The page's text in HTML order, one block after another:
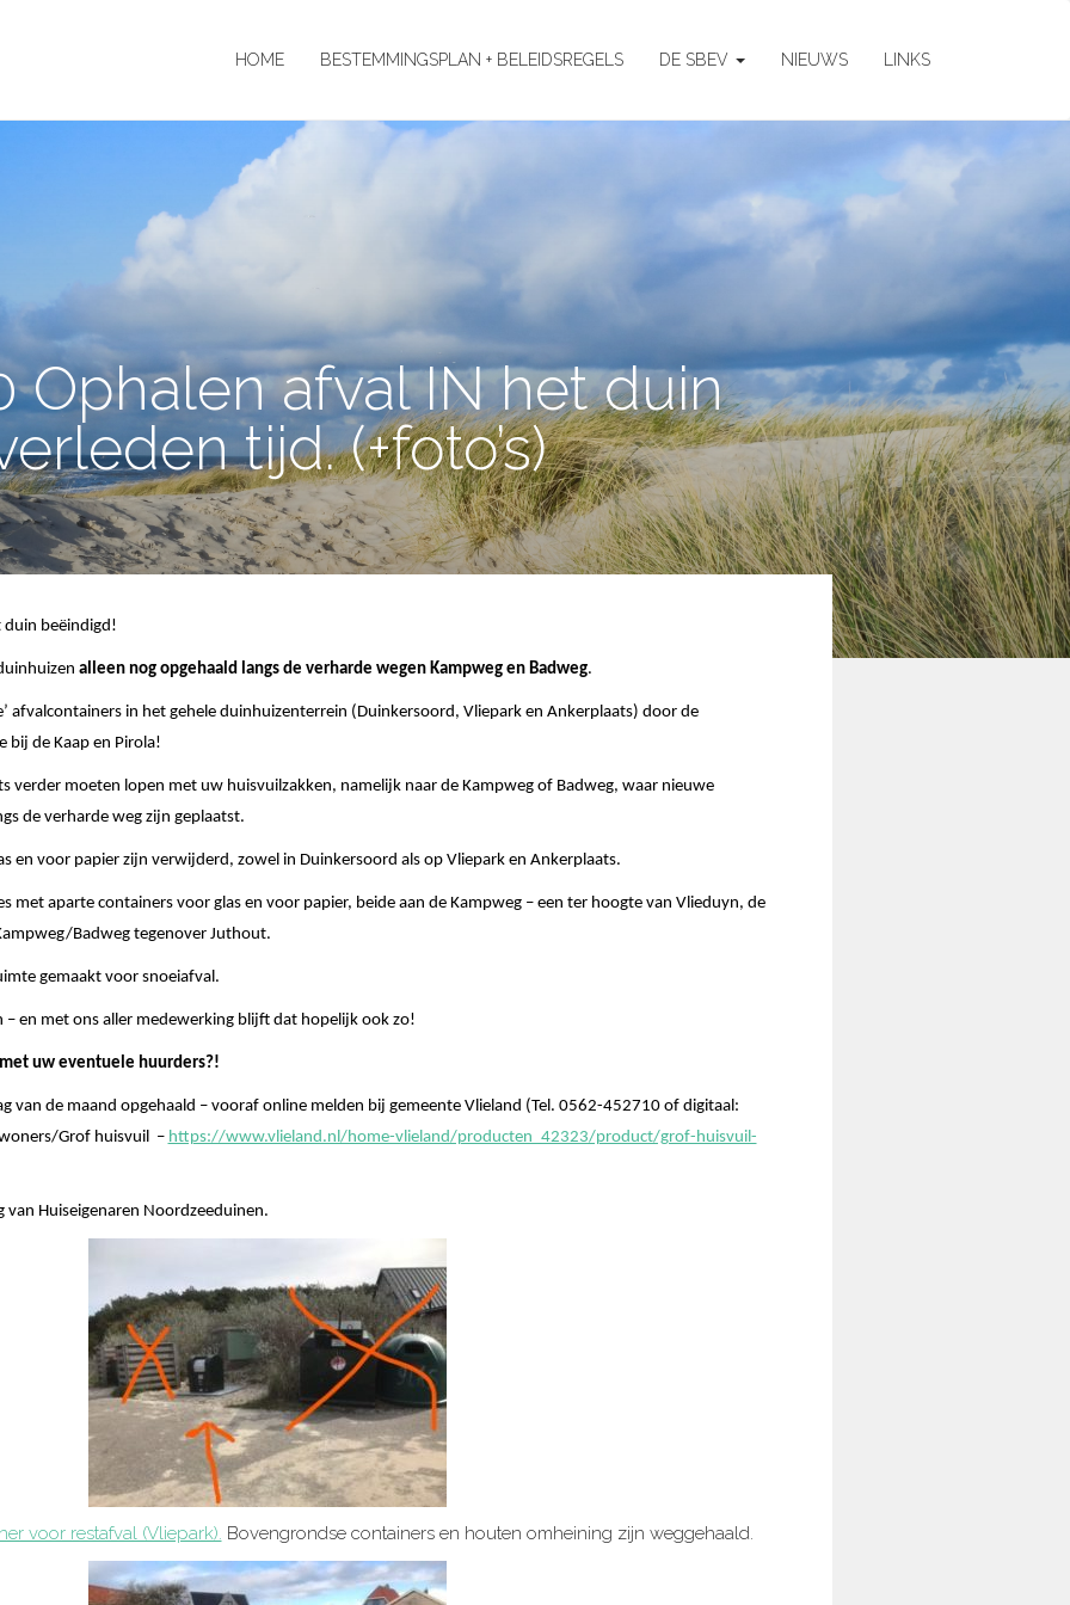
HOME BESTEMMINGSPLAN + BELEIDSREGELS DE SBEV NIEUWS LINKS
Ophalen afval IN het duin
tijd. (+foto’s)
beëindigd!
alleen nog opgehaald langs de verharde wegen Kampweg en Badweg.
afvalcontainers in het gehele duinhuizenterrein (Duinkersoord, Vliepark en Ankerplaats) door de
bij de Kaap en Pirola!
verder moeten lopen met uw huisvuilzakken, namelijk naar de Kampweg of Badweg, waar nieuwe
de verharde weg zijn geplaatst.
en voor papier zijn verwijderd, zowel in Duinkersoord als op Vliepark en Ankerplaats.
met aparte containers voor glas en voor papier, beide aan de Kampweg – een ter hoogte van Vlieduyn, de
Badweg tegenover Juthout.
gemaakt voor snoeiafval.
– en met ons aller medewerking blijft dat hopelijk ook zo!
uw eventuele huurders?!
van de maand opgehaald – vooraf online melden bij gemeente Vlieland (Tel. 0562-452710 of digitaal:
Grof huisvuil – https://www.vlieland.nl/home-vlieland/producten_42323/product/grof-huisvuil-
van Huiseigenaren Noordzeeduinen.
voor restafval (Vliepark). Bovengrondse containers en houten omheining zijn weggehaald.